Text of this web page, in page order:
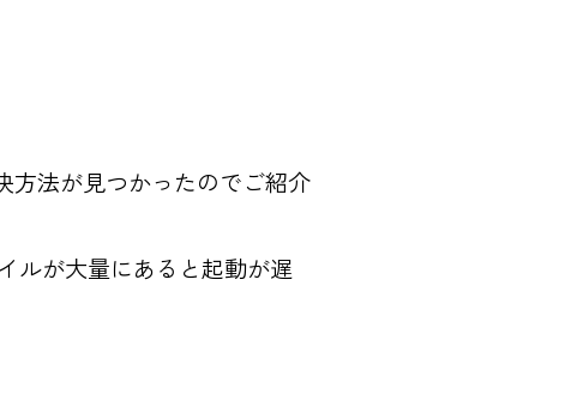
方法が見つかったのでご紹介
ルが大量にあると起動が遅